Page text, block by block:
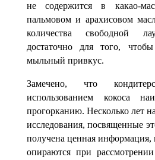
не содержится в какао-
пальмовом и арахисовом
ко­личества свободной
достаточно для того,
мыльный привкус.
Замечено, что
использованием кокоса
прогорканию. Несколько лет
исследования, посвящен­ные
получена ценная информация,
опираются при